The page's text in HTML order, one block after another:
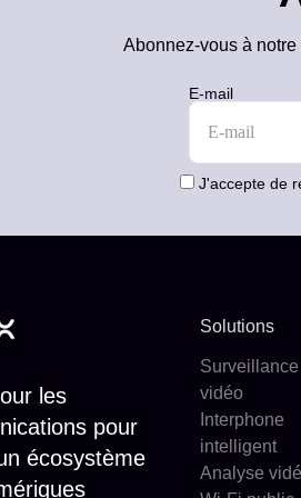
Abonnez-vous à
E-mail
J'accepte de
les
pour
écosystème
Solutions
Surveillance
vidéo
Interphone
intelligent
Analyse